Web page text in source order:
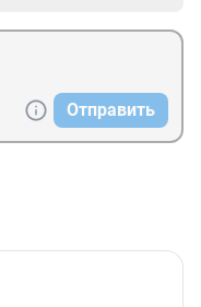
Отправить